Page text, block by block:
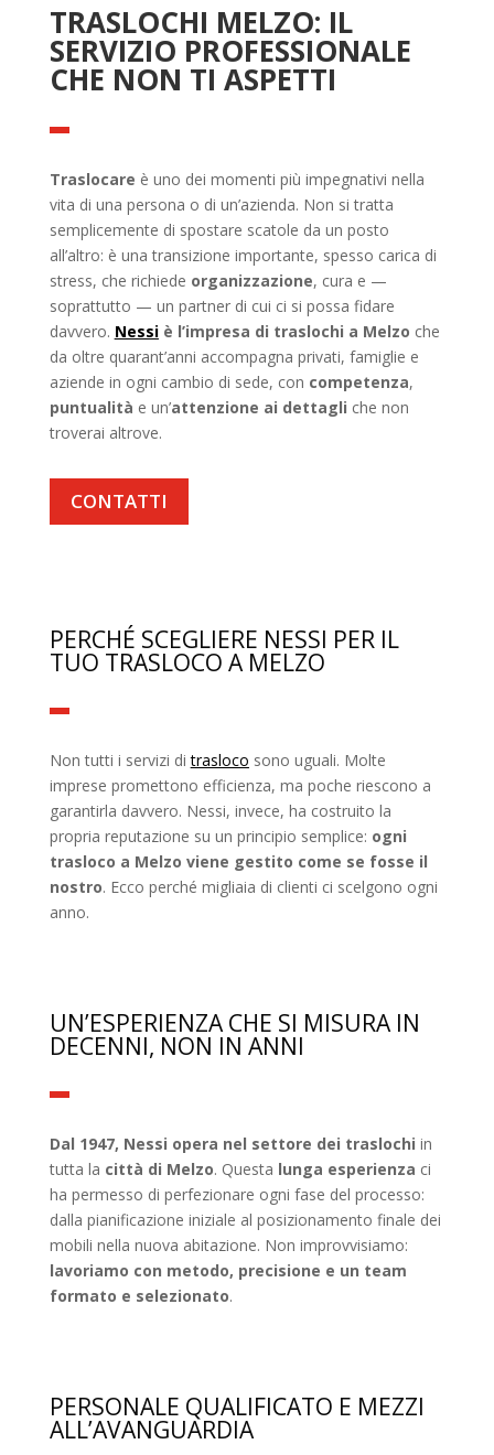
TRASLOCHI MELZO: IL
SERVIZIO PROFESSIONALE
CHE NON TI ASPETTI
Traslocare è uno dei momenti più impegnativi nella
vita di una persona o di un’azienda. Non si tratta
semplicemente di spostare scatole da un posto
all’altro: è una transizione importante, spesso carica di
stress, che richiede organizzazione, cura e —
soprattutto — un partner di cui ci si possa fidare
davvero. Nessiè l’impresa di traslochi a Melzo che
da oltre quarant’anni accompagna privati, famiglie e
aziende in ogni cambio di sede, con competenza,
puntualità e un’attenzione ai dettagli che non
troverai altrove.
CONTATTI
PERCHÉ SCEGLIERE NESSI PER IL
TUO TRASLOCO A MELZO
Non tutti i servizi ditrasloco sono uguali. Molte
imprese promettono efficienza, ma poche riescono a
garantirla davvero. Nessi, invece, ha costruito la
propria reputazione su un principio semplice: ogni
trasloco a Melzo viene gestito come se fosse il
nostro. Ecco perché migliaia di clienti ci scelgono ogni
anno.
UN’ESPERIENZA CHE SI MISURA IN
DECENNI, NON IN ANNI
Dal 1947, Nessi opera nel settore dei traslochi in
tutta la città di Melzo. Questa lunga esperienza ci
ha permesso di perfezionare ogni fase del processo:
dalla pianificazione iniziale al posizionamento finale dei
mobili nella nuova abitazione. Non improvvisiamo:
lavoriamo con metodo, precisione e un team
formato e selezionato.
PERSONALE QUALIFICATO E MEZZI
ALL’AVANGUARDIA